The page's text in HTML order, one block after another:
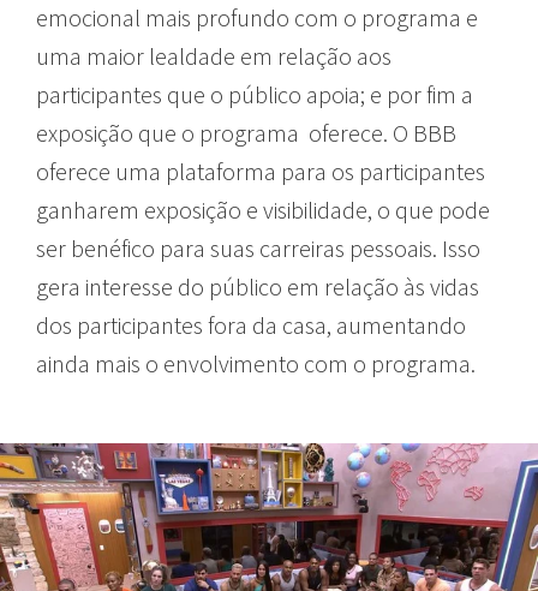
emocional mais profundo com o programa e
uma maior lealdade em relação aos
participantes que o público apoia; e por fim a
exposição que o programa oferece. O BBB
oferece uma plataforma para os participantes
ganharem exposição e visibilidade, o que pode
ser benéfico para suas carreiras pessoais. Isso
gera interesse do público em relação às vidas
dos participantes fora da casa, aumentando
ainda mais o envolvimento com o programa.